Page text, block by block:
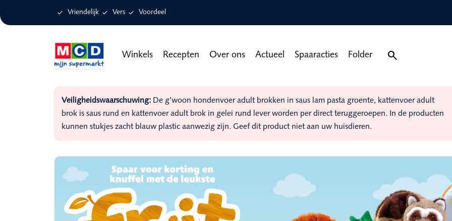
 Vriendelijk  Vers  Voordeel
Winkels Recepten Over ons Actueel Spaaracties Folder 
Veiligheidswaarschuwing: De g’woon hondenvoer adult brokken in saus lam pasta groente, kattenvoer adult
brok is saus rund en kattenvoer adult brok in gelei rund lever worden per direct teruggeroepen. In de producten
kunnen stukjes zacht blauw plastic aanwezig zijn. Geef dit product niet aan uw huisdieren.